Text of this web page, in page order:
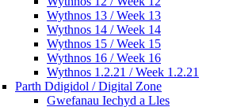
Wythnos 13 / Week 13
Wythnos 14 / Week 14
Wythnos 15 / Week 15
Wythnos 16 / Week 16
Wythnos 1.2.21 / Week 1.2.21
Parth Ddigidol / Digital Zone
Gwefanau Iechyd a Lles